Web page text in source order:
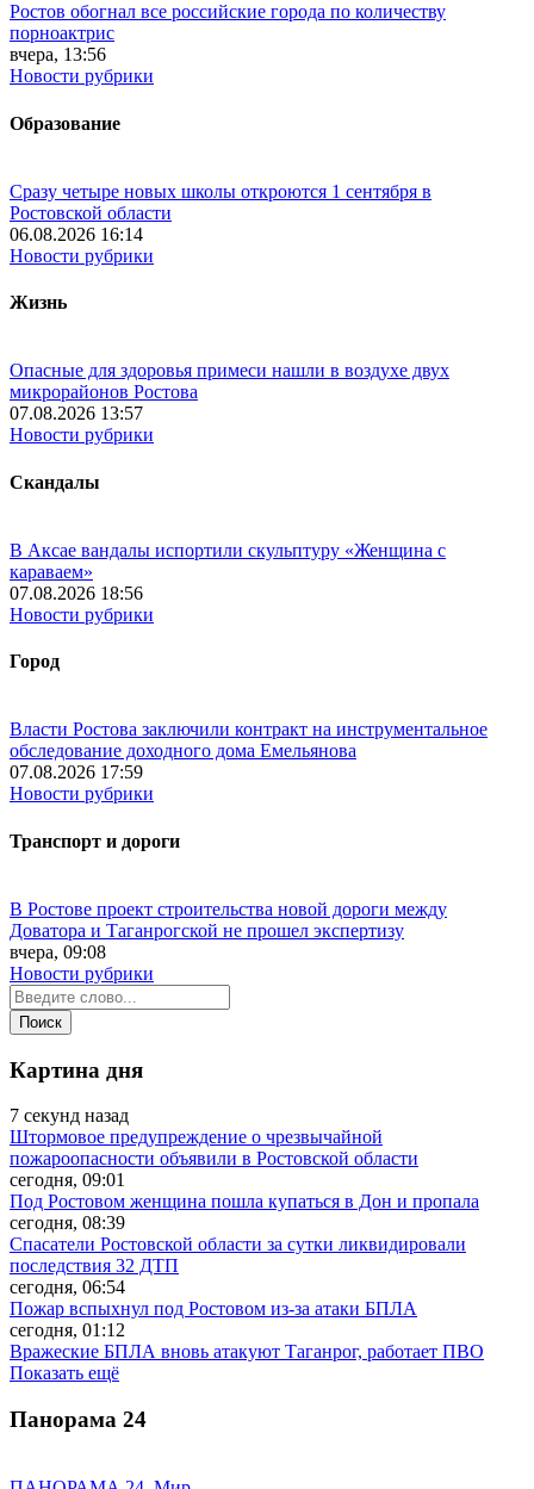
Ростов обогнал все российские города по количеству
порноактрис
вчера, 13:56
Новости рубрики
Образование
Сразу четыре новых школы откроются 1 сентября в
Ростовской области
06.08.2026 16:14
Новости рубрики
Жизнь
Опасные для здоровья примеси нашли в воздухе двух
микрорайонов Ростова
07.08.2026 13:57
Новости рубрики
Скандалы
В Аксае вандалы испортили скульптуру «Женщина с
караваем»
07.08.2026 18:56
Новости рубрики
Город
Власти Ростова заключили контракт на инструментальное
обследование доходного дома Емельянова
07.08.2026 17:59
Новости рубрики
Транспорт и дороги
В Ростове проект строительства новой дороги между
Доватора и Таганрогской не прошел экспертизу
вчера, 09:08
Новости рубрики
Картина дня
7 секунд назад
Штормовое предупреждение о чрезвычайной
пожароопасности объявили в Ростовской области
сегодня, 09:01
Под Ростовом женщина пошла купаться в Дон и пропала
сегодня, 08:39
Спасатели Ростовской области за сутки ликвидировали
последствия 32 ДТП
сегодня, 06:54
Пожар вспыхнул под Ростовом из-за атаки БПЛА
сегодня, 01:12
Вражеские БПЛА вновь атакуют Таганрог, работает ПВО
Показать ещё
Панорама 24